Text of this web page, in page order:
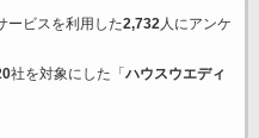
ービスを利用した2,732人にアンケ
社を対象にした「 ハウスウエディ